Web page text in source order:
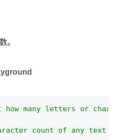
。
many letters or
count of any text